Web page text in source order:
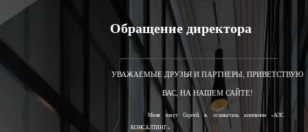
Обращение директора
УВАЖАЕМЫЕ ДРУЗЬЯ И ПАРТНЕРЫ, ПРИВЕТСТВУЮ
ВАС, НА НАШЕМ САЙТЕ!
Меня зовут Сергей, я, основатель компании «АЛС
КОНСАЛТИНГ».